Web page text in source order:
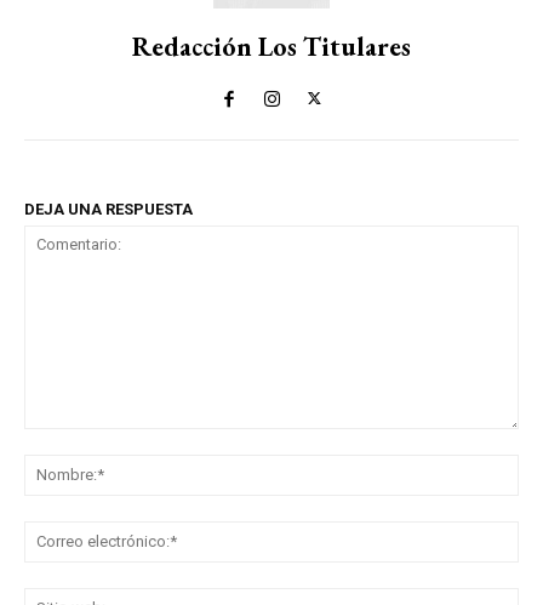
Redacción Los Titulares
DEJA UNA RESPUESTA